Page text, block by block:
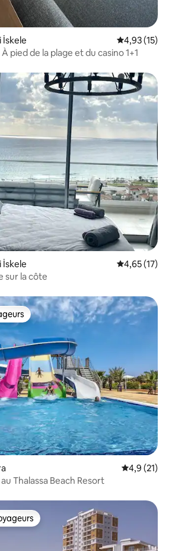
İskele Évaluation
4,93 (15)
pied de la plage et du casino 1+1
İskele Évaluation
4,65 (17)
sur la côte
Évaluation
4,9 (21)
Thalassa Beach Resort
les plus appréciés